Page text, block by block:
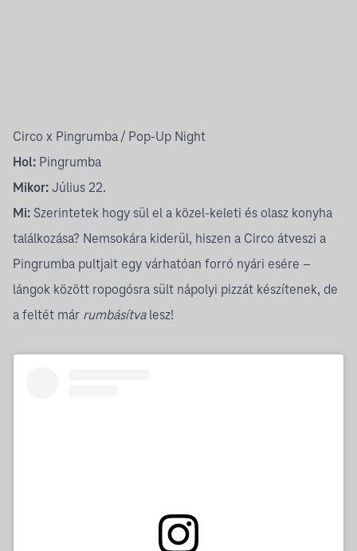
Circo x Pingrumba / Pop-Up Night
Hol: Pingrumba
Mikor: Július 22.
Mi: Szerintetek hogy sül el a közel-keleti és olasz konyha
találkozása? Nemsokára kiderül, hiszen a Circo átveszi a
Pingrumba pultjait egy várhatóan forró nyári esére –
lángok között ropogósra sült nápolyi pizzát készítenek, de
a feltét már rumbásítvalesz!